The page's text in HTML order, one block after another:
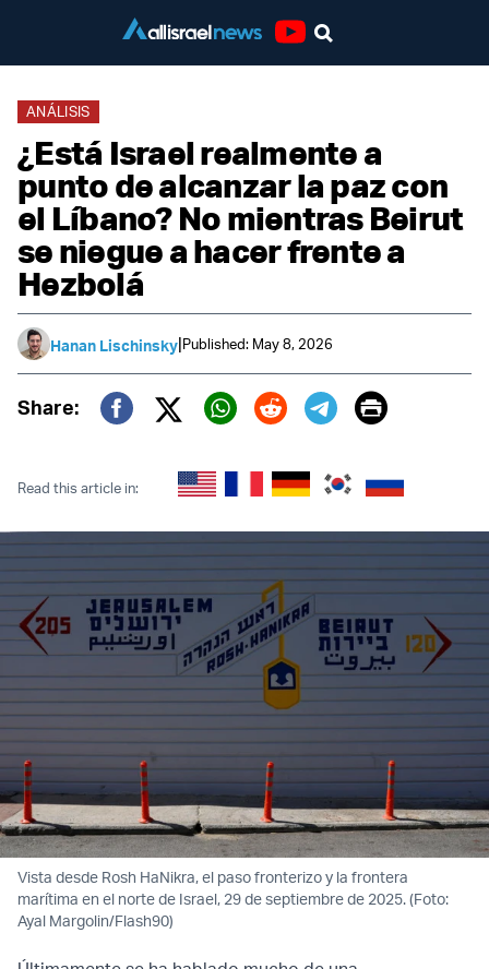
ANÁLISIS
¿Está Israel realmente a
punto de alcanzar la paz con
el Líbano? No mientras Beirut
se niegue a hacer frente a
Hezbolá
Hanan Lischinsky|Published: May 8, 2026
Share:
Twitter (X)
Print
Read this article in:
Vista desde Rosh HaNikra, el paso fronterizo y la frontera
marítima en el norte de Israel, 29 de septiembre de 2025. (Foto:
Ayal Margolin/Flash90)